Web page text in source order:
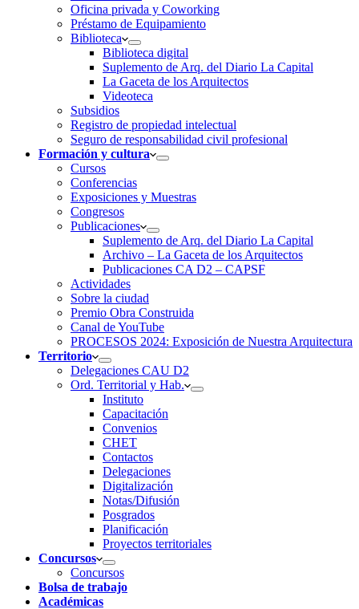
Oficina privada y Coworking
Préstamo de Equipamiento
Biblioteca
Biblioteca digital
Suplemento de Arq. del Diario La Capital
La Gaceta de los Arquitectos
Videoteca
Subsidios
Registro de propiedad intelectual
Seguro de responsabilidad civil profesional
Formación y cultura
Cursos
Conferencias
Exposiciones y Muestras
Congresos
Publicaciones
Suplemento de Arq. del Diario La Capital
Archivo – La Gaceta de los Arquitectos
Publicaciones CA D2 – CAPSF
Actividades
Sobre la ciudad
Premio Obra Construida
Canal de YouTube
PROCESOS 2024: Exposición de Nuestra Arquitectura
Territorio
Delegaciones CAU D2
Ord. Territorial y Hab.
Instituto
Capacitación
Convenios
CHET
Contactos
Delegaciones
Digitalización
Notas/Difusión
Posgrados
Planificación
Proyectos territoriales
Concursos
Concursos
Bolsa de trabajo
Académicas